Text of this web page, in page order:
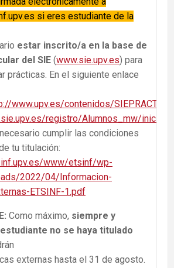
si eres estudiante de la
estar inscrito/a en la base de
del SIE (www.sie.upv.es) para
prácticas. En el siguiente enlace
www.upv.es/contenidos/SIEPRACT/
registro/Alumnos_mw/
cumplir las condiciones
tu titulación:
www/etsinf/wp-
2022/04/Informacion-
ETSINF-1.pdf
Como máximo, siempre y
no se haya titulado
externas hasta el 31 de agosto.